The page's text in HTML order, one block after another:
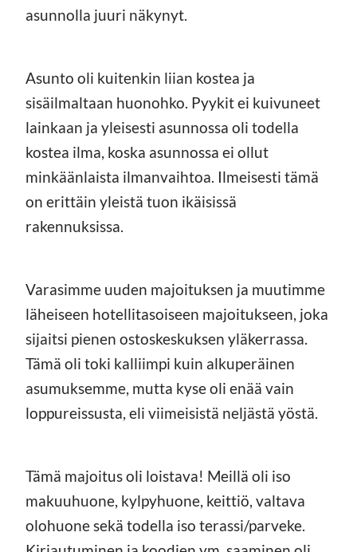
asunnolla juuri näkynyt.
Asunto oli kuitenkin liian kostea ja
sisäilmaltaan huonohko. Pyykit ei kuivuneet
lainkaan ja yleisesti asunnossa oli todella
kostea ilma, koska asunnossa ei ollut
minkäänlaista ilmanvaihtoa. Ilmeisesti tämä
on erittäin yleistä tuon ikäisissä
rakennuksissa.
Varasimme uuden majoituksen ja muutimme
läheiseen hotellitasoiseen majoitukseen, joka
sijaitsi pienen ostoskeskuksen yläkerrassa.
Tämä oli toki kalliimpi kuin alkuperäinen
asumuksemme, mutta kyse oli enää vain
loppureissusta, eli viimeisistä neljästä yöstä.
Tämä majoitus oli loistava! Meillä oli iso
makuuhuone, kylpyhuone, keittiö, valtava
olohuone sekä todella iso terassi/parveke.